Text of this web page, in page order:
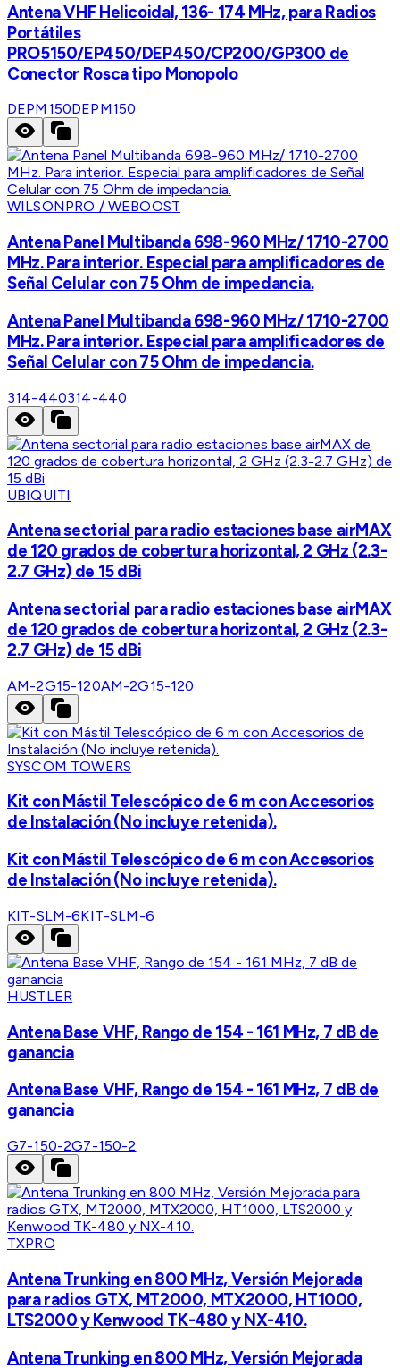
Antena VHF Helicoidal, 136- 174 MHz, para Radios
Portátiles
PRO5150/EP450/DEP450/CP200/GP300 de
Conector Rosca tipo Monopolo
DEPM150DEPM150
WILSONPRO / WEBOOST
Antena Panel Multibanda 698-960 MHz/ 1710-2700
MHz. Para interior. Especial para amplificadores de
Señal Celular con 75 Ohm de impedancia.
Antena Panel Multibanda 698-960 MHz/ 1710-2700
MHz. Para interior. Especial para amplificadores de
Señal Celular con 75 Ohm de impedancia.
314-440314-440
UBIQUITI
Antena sectorial para radio estaciones base airMAX
de 120 grados de cobertura horizontal, 2 GHz (2.3-
2.7 GHz) de 15 dBi
Antena sectorial para radio estaciones base airMAX
de 120 grados de cobertura horizontal, 2 GHz (2.3-
2.7 GHz) de 15 dBi
AM-2G15-120AM-2G15-120
SYSCOM TOWERS
Kit con Mástil Telescópico de 6 m con Accesorios
de Instalación (No incluye retenida).
Kit con Mástil Telescópico de 6 m con Accesorios
de Instalación (No incluye retenida).
KIT-SLM-6KIT-SLM-6
HUSTLER
Antena Base VHF, Rango de 154 - 161 MHz, 7 dB de
ganancia
Antena Base VHF, Rango de 154 - 161 MHz, 7 dB de
ganancia
G7-150-2G7-150-2
TXPRO
Antena Trunking en 800 MHz, Versión Mejorada
para radios GTX, MT2000, MTX2000, HT1000,
LTS2000 y Kenwood TK-480 y NX-410.
Antena Trunking en 800 MHz, Versión Mejorada